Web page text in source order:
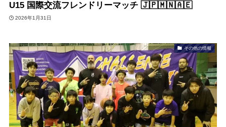
U15 国際交流フレンドリーマッチ 🇯🇵🇲🇳🇦🇪
2026年1月31日
その他の情報